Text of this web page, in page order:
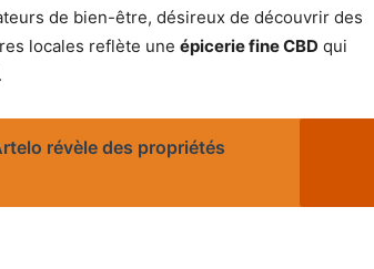
de bien-être, désireux de découvrir des
locales reflète une épicerie fine CBD qui
révèle des propriétés